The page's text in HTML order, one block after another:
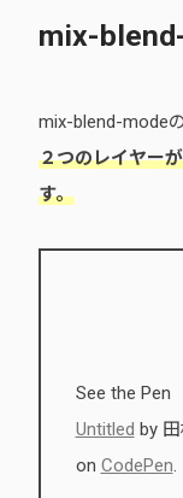
mix-
mix-blend-mode
２つのレイヤー
す。
See the Pen
Untitled by
on CodePen